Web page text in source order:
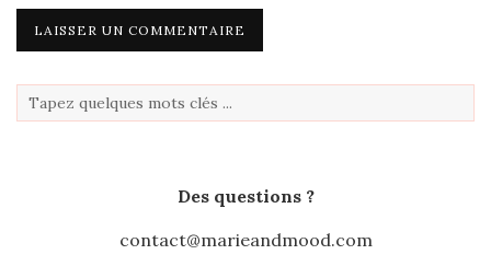
Des questions ?
contact@marieandmood.com